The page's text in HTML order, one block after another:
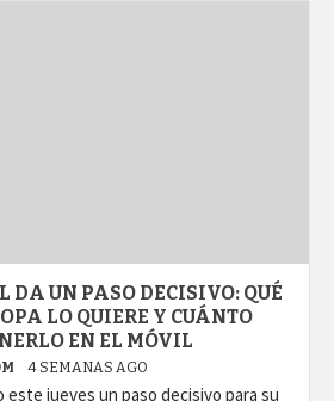
DA UN PASO DECISIVO: QUÉ
LO QUIERE Y CUÁNTO
EN EL MÓVIL
4 SEMANAS AGO
este jueves un paso decisivo para su